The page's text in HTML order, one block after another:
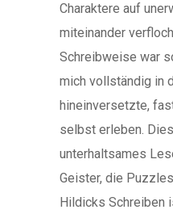
Charaktere auf
miteinander
Schreibweise war
mich vollständig in
hineinversetzte,
selbst erleben.
unterhaltsames
Geister, die
Hildicks Schreiben